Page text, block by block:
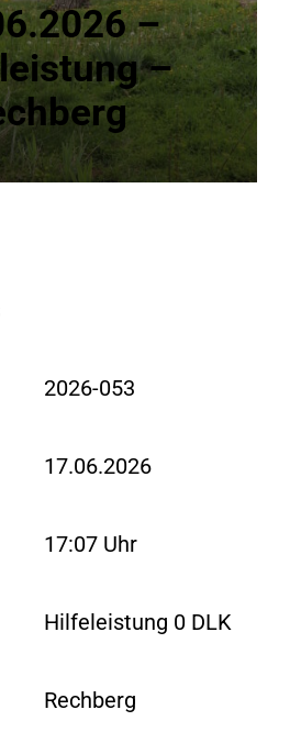
–
–
2026-053
17.06.2026
17:07 Uhr
Hilfeleistung 0 DLK
Rechberg